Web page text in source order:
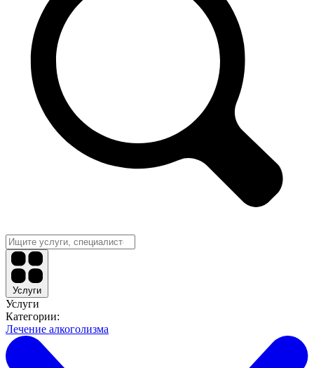
Услуги
Услуги
Категории:
Лечение алкоголизма